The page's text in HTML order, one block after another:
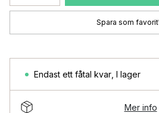
Spara som favorit
Endast ett fåtal kvar I lager
Mer info